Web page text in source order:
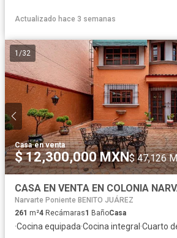
Actualizado hace 3 semanas
1 /32
Casa·en venta
$ 12,300,000 MXN$ 47,126
CASA EN VENTA EN COLONIA
Narvarte Poniente BENITO JUÁREZ
261 m²4 Recámaras1 BañoCasa
·Cocina equipada·Cocina integral ·Cuarto